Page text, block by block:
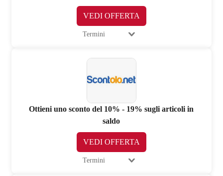
VEDI OFFERTA
Termini
Ottieni uno sconto del 10% - 19% sugli articoli in
saldo
VEDI OFFERTA
Termini